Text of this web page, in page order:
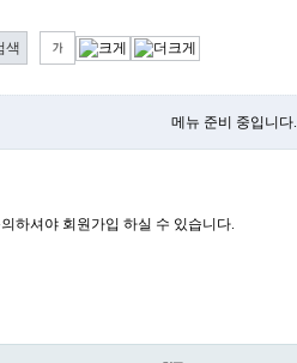
메뉴 준비 중입니다.
하셔야 회원가입 하실 수 있습니다.